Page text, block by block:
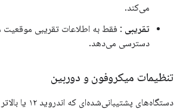
می‌کند.
تقریبی : فقط به اطلاعات تقریبی موقعیت
دسترسی می‌دهد.
تنظیمات میکروفون و دوربین
دستگاه‌های